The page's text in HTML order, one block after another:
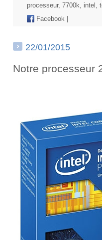
processeur, 7700k intel
Facebook
22/01/2015
Notre processeur